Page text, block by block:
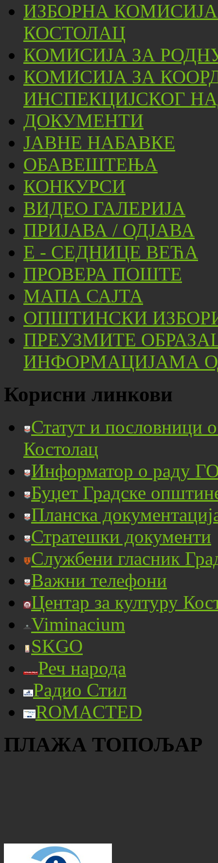
ИЗБОРНА
КОСТОЛАЦ
КОМИСИЈА ЗА
КОМИСИЈА ЗА
ИНСПЕКЦИЈСКОГ
ДОКУМЕНТИ
ЈАВНЕ НАБАВКЕ
ОБАВЕШТЕЊА
КОНКУРСИ
ВИДЕО ГАЛЕРИЈА
ПРИЈАВА / ОДЈАВА
Е - СЕДНИЦЕ ВЕЋА
ПРОВЕРА ПОШТЕ
МАПА САЈТА
ОПШТИНСКИ
ПРЕУЗМИТЕ
ИНФОРМАЦИЈАМА
Корисни линкови
Статут и пословници
Костолац
Информатор о раду
Буџет Градске
Планска
Стратешки документи
Службени гласник
Важни телефони
Центар за културу
Viminacium
SKGO
Реч народа
Радио Стил
ROMACTED
ПЛАЖА ТОПОЉАР